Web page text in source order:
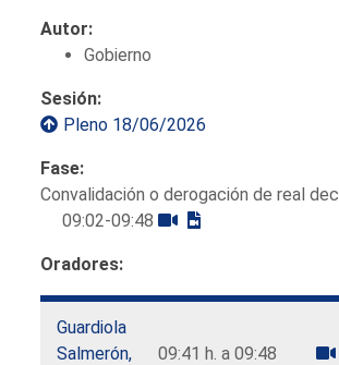
Autor:
Gobierno
Sesión:
Pleno 18/06/2026
Fase:
Convalidación o derogación de real
09:02-09:48
Oradores:
Guardiola
Salmerón,
09:41 h. a 09:48